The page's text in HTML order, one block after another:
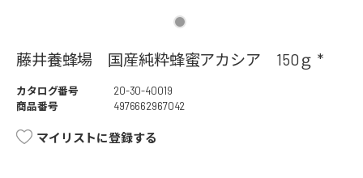
藤井養蜂場 国産純粋蜂蜜アカシア 150ｇ *
カタログ番号
20-30-40019
商品番号
4976662967042
マイリストに登録する